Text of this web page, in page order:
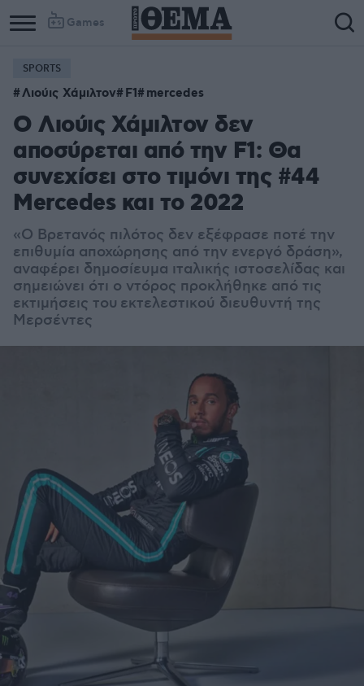
Games
SPORTS
Λιούις Χάμιλτον F1 mercedes
Ο Λιούις Χάμιλτον δεν
αποσύρεται από την F1: Θα
συνεχίσει στο τιμόνι της #44
Mercedes και το 2022
«Ο Βρετανός πιλότος δεν εξέφρασε ποτέ την
επιθυμία αποχώρησης από την ενεργό δράση»,
αναφέρει δημοσίευμα ιταλικής ιστοσελίδας και
σημειώνει ότι ο ντόρος προκλήθηκε από τις
εκτιμήσεις του εκτελεστικού διευθυντή της
Μερσέντες